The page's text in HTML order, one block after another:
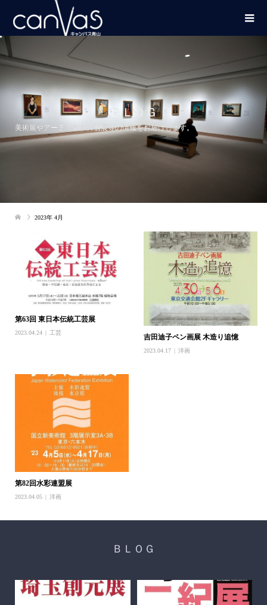
ＢＬＯＧ
美術展やアーティストの個展等の情報をお届けします。
2023年 4月
第63回 東日本伝統工芸展
2023.04.24 工芸
吉田迪子ペン画展 木造り追憶
2023.04.17 洋画
第82回水彩連盟展
2023.04.05 洋画
ＢＬＯＧ